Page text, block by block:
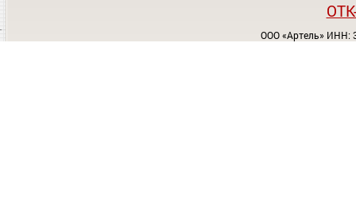
ООО «Артель» ИНН: